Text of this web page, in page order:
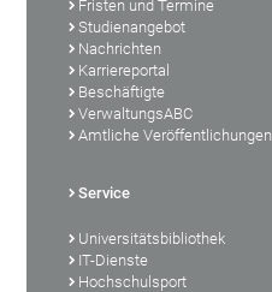
Fristen und Termine
Studienangebot
Nachrichten
Karriereportal
Beschäftigte
VerwaltungsABC
Amtliche Veröffentlichungen
Service
Universitätsbibliothek
IT-Dienste
Hochschulsport